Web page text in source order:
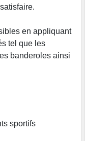
en appliquant
tel que les
banderoles ainsi
sportifs